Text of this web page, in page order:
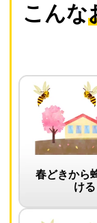
こんな
春どきから
ける